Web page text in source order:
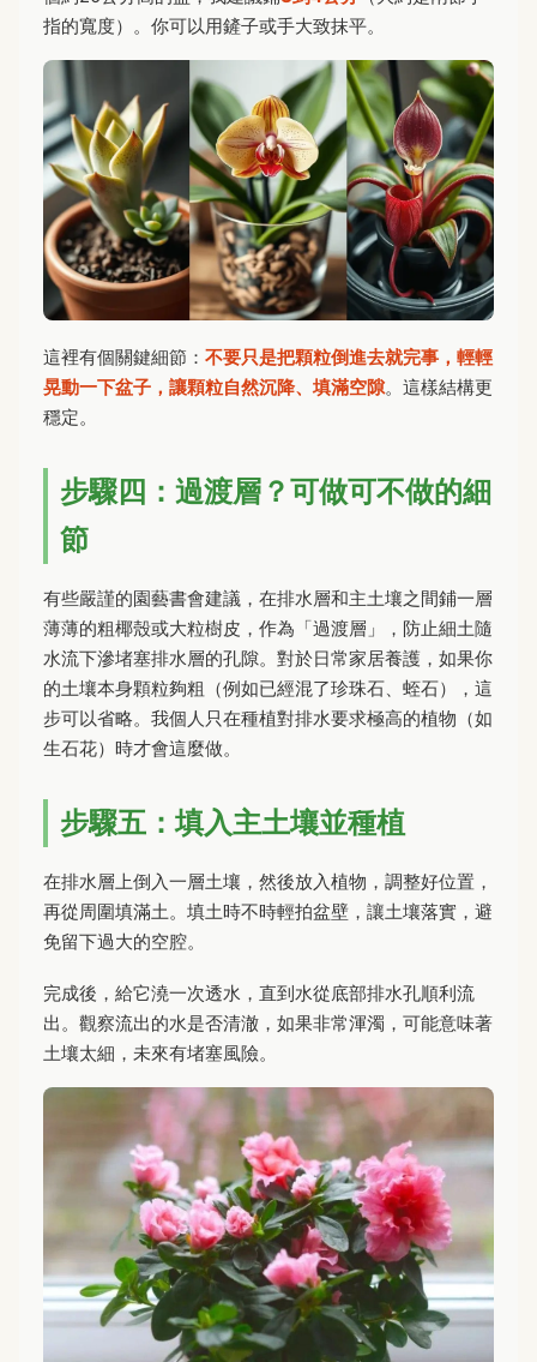
指的寬度）。你可以用鏟子或手大致抹平。
這裡有個關鍵細節： 不要只是把顆粒倒進去就完事，輕輕
晃動一下盆子，讓顆粒自然沉降、填滿空隙。這樣結構更
穩定。
步驟四：過渡層？可做可不做的細
節
有些嚴謹的園藝書會建議，在排水層和主土壤之間鋪一層
薄薄的粗椰殼或大粒樹皮，作為「過渡層」，防止細土隨
水流下滲堵塞排水層的孔隙。對於日常家居養護，如果你
的土壤本身顆粒夠粗（例如已經混了珍珠石、蛭石），這
步可以省略。我個人只在種植對排水要求極高的植物（如
生石花）時才會這麼做。
步驟五：填入主土壤並種植
在排水層上倒入一層土壤，然後放入植物，調整好位置，
再從周圍填滿土。填土時不時輕拍盆壁，讓土壤落實，避
免留下過大的空腔。
完成後，給它澆一次透水，直到水從底部排水孔順利流
出。觀察流出的水是否清澈，如果非常渾濁，可能意味著
土壤太細，未來有堵塞風險。